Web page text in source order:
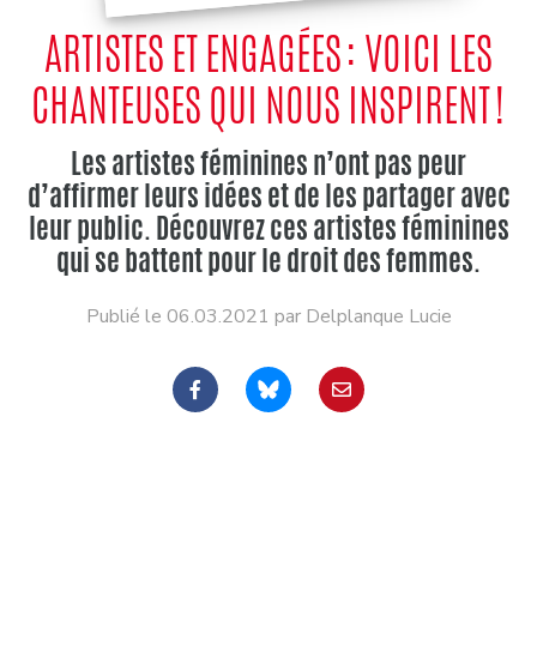
ARTISTES ET ENGAGÉES : VOICI LES
CHANTEUSES QUI NOUS INSPIRENT !
Les artistes féminines n’ont pas peur
d’affirmer leurs idées et de les partager avec
leur public. Découvrez ces artistes féminines
qui se battent pour le droit des femmes.
Publié le 06.03.2021 par Delplanque Lucie